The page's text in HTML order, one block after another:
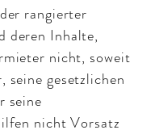
rangierter
deren Inhalte,
nicht, soweit
seine gesetzlichen
seine
nicht Vorsatz